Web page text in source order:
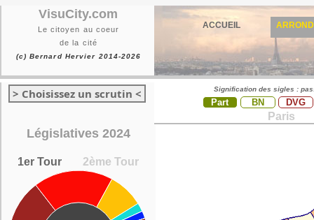
VisuCity.com
Le citoyen au coeur
de la cité
(c) Bernard Hervier 2014-2026
ACCUEIL
> Choisissez un scrutin <
Législatives 2024
1er Tour 2ème Tour
Signification des sigles :
Part BN DVG
Paris